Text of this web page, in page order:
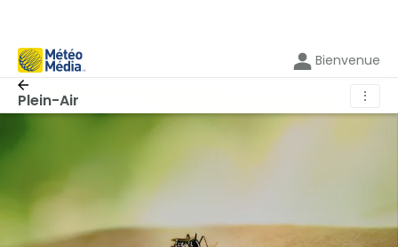
Bienvenue
Plein-Air ⋮